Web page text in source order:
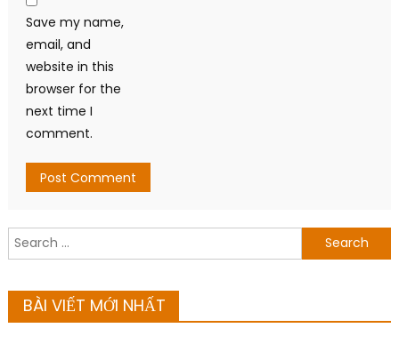
Save my name,
email, and
website in this
browser for the
next time I
comment.
Search
for:
BÀI VIẾT MỚI NHẤT